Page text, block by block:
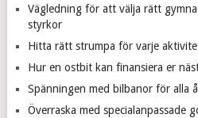
Vägledning för att välja rätt
styrkor
Hitta rätt strumpa för varje
Hur en ostbit kan finansiera er
Spänningen med bilbanor för alla
Överraska med specialanpassade